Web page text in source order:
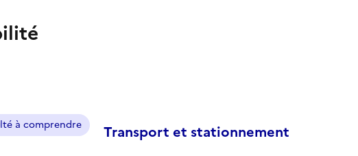
à comprendre Transport et stationnement